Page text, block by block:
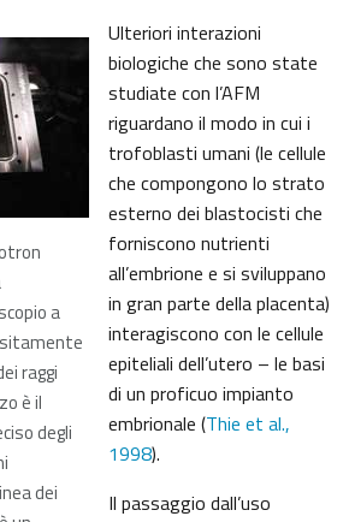
a
raggi
è il
degli
dei
Ulteriori interazioni
biologiche che sono state
studiate con l’AFM
riguardano il modo in cui i
trofoblasti umani (le cellule
che compongono lo strato
esterno dei blastocisti che
forniscono nutrienti
all’embrione e si sviluppano
in gran parte della placenta)
interagiscono con le cellule
epiteliali dell’utero – le basi
di un proficuo impianto
embrionale (Thie et al.,
1998).
Il passaggio dall’uso